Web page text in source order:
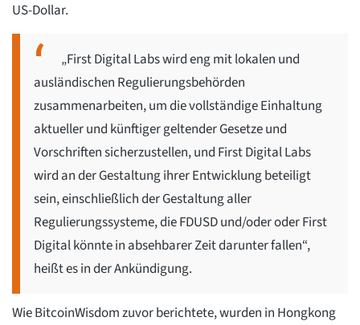
US-Dollar.
„First Digital Labs wird eng mit lokalen und
ausländischen Regulierungsbehörden
zusammenarbeiten, um die vollständige Einhaltung
aktueller und künftiger geltender Gesetze und
Vorschriften sicherzustellen, und First Digital Labs
wird an der Gestaltung ihrer Entwicklung beteiligt
sein, einschließlich der Gestaltung aller
Regulierungssysteme, die FDUSD und/oder oder First
Digital könnte in absehbarer Zeit darunter fallen“,
heißt es in der Ankündigung.
Wie BitcoinWisdom zuvor berichtete, wurden in Hongkong